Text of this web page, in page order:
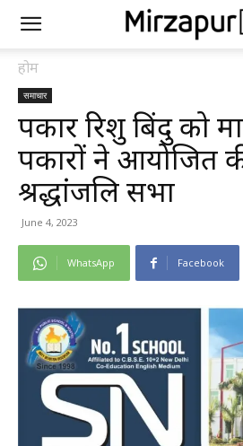
होम
समाचार
पत्रकार रिशु बिंदु को
पत्रकारों ने आयोजित
श्रद्धांजलि सभा
June 4, 2023
WhatsApp Facebook